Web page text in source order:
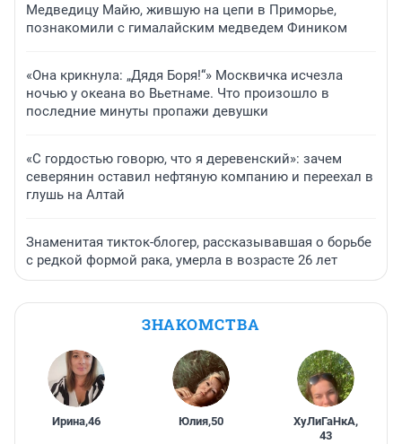
Медведицу Майю, жившую на цепи в Приморье,
познакомили с гималайским медведем Фиником
«Она крикнула: „Дядя Боря!“» Москвичка исчезла
ночью у океана во Вьетнаме. Что произошло в
последние минуты пропажи девушки
«С гордостью говорю, что я деревенский»: зачем
северянин оставил нефтяную компанию и переехал в
глушь на Алтай
Знаменитая тикток-блогер, рассказывавшая о борьбе
с редкой формой рака, умерла в возрасте 26 лет
ЗНАКОМСТВА
Ирина,46 Юлия,50 ХуЛиГаНкА,
43